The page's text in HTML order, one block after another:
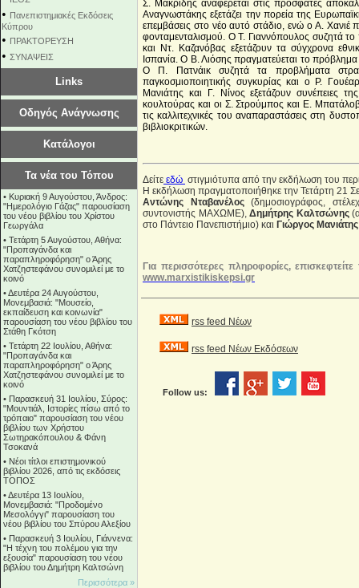
• Πανεπιστημιακές Εκδόσεις
Κύπρου
• ΠΡΑΚΤΟΡΕΥΣΗ
• ΣΥΝΑΨΕΙΣ
Links
Οδηγός Ανάγνωσης
Κατάλογοι
Τα νέα του Τόπου
• Κυριακή 9 Αυγούστου, Άνδρος:
"Ημερολόγιο Γάζας" παρουσίαση
του νέου βιβλίου του Χρίστου
Γεωργάλα
• Τετάρτη 5 Αυγούστου, Αθήνα:
"Προπαγάνδα και
παραπληροφόρηση" ο Άρης
Χατζηστεφάνου συνομιλεί με το
κοινό
•Δευτέρα 24 Αυγούστου,
Μονεμβασιά: "Μουσείο,
εκπαίδευση και κοινωνία"
παρουσίαση του νέου βιβλίου του
Στάθη Γκότση
• Τετάρτη 22 Ιουλίου, Αθήνα:
"Προπαγάνδα και
παραπληροφόρηση" ο Άρης
Χατζηστεφάνου συνομιλεί με το
κοινό
• Παρασκευή 31 Ιουλίου, Σύρος:
"Μουντιάλ, Ιστορίες πίσω από το
τρόπαιο" παρουσίαση του νέου
βιβλίου των Χρήστου
Σωτηρακόπουλου & Φάνη
Τσοκανά
• Νέοι τίτλοι επιστημονικού
βιβλίου 2026, από τις εκδόσεις
ΤΟΠΟΣ
•Δευτέρα 13 Ιουλίου,
Μονεμβασιά: "Προδομένο
Μεσολόγγι" παρουσίαση του
νέου βιβλίου του Σπύρου Αλεξίου
• Παρασκευή 3 Ιουλίου, Γιάννενα:
"Η τέχνη του πολέμου για την
εξουσία" παρουσίαση του νέου
βιβλίου του Δημήτρη Καλτσώνη
Περισσότερα »
Σ. Μακρίδης αναφέρεται στις πρόσφατες
Αναγνωστάκης εξετάζει την πορεία της
επεμβάσεις στο νέο αυτό στάδιο, ενώ ο Α. Χανιέ
φονταμενταλισμού. Ο Τ. Γιαννόπουλος συζητά
και Ντ. Καζανόβας εξετάζουν τα σύγχρονα
Ισπανία. Ο Β. Λιόσης πραγματεύεται το
Ο Π. Πατνάικ συζητά τα προβλήματα
παγκοσμιοποιητικής συγκυρίας και ο Ρ.
Μανιάτης και Γ. Νίνος εξετάζουν συνέπειες
κουλτούρας και οι Σ. Στρούμπος και Ε.
τις καλλιτεχνικές του αναπαραστάσεις στη
βιβλιοκριτικών.
Δείτε εδώ στιγμιότυπα από την εκδήλωση του
Η εκδήλωση πραγματοποιήθηκε την Τετάρτη 21
Αντώνης Νταβανέλος(δημοσιογράφος,
συντονιστής ΜΑΧΩΜΕ),Δημήτρης Καλτσώνης
στο Πάντειο Πανεπιστήμιο) και Γιώργος Μανιάτης
Για περισσότερες πληροφορίες,
www.marxistikiskepsi.gr
rss feed Νέων
rss feed Νέων Εκδόσεων
Follow us: